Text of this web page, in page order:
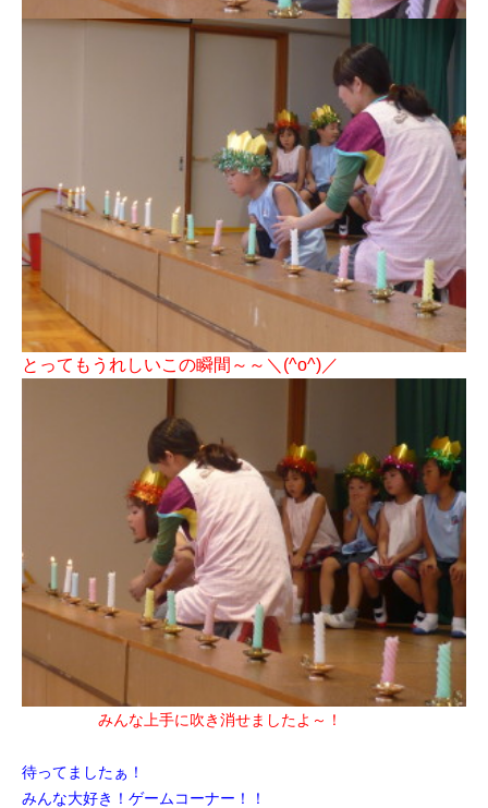
とってもうれしいこの瞬間～～＼(^o^)／
みんな上手に吹き消せましたよ～！
待ってましたぁ！
みんな大好き！ゲームコーナー！！